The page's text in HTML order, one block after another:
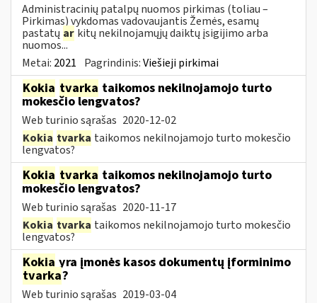
Administracinių patalpų nuomos pirkimas (toliau –
Pirkimas) vykdomas vadovaujantis Žemės, esamų
pastatų ar kitų nekilnojamųjų daiktų įsigijimo arba
nuomos...
Metai: 2021 Pagrindinis:Viešieji pirkimai
Kokia tvarka taikomos nekilnojamojo turto
mokesčio lengvatos?
Web turinio sąrašas 2020-12-02
Kokia tvarka taikomos nekilnojamojo turto mokesčio
lengvatos?
Kokia tvarka taikomos nekilnojamojo turto
mokesčio lengvatos?
Web turinio sąrašas 2020-11-17
Kokia tvarka taikomos nekilnojamojo turto mokesčio
lengvatos?
Kokia yra įmonės kasos dokumentų įforminimo
tvarka?
Web turinio sąrašas 2019-03-04